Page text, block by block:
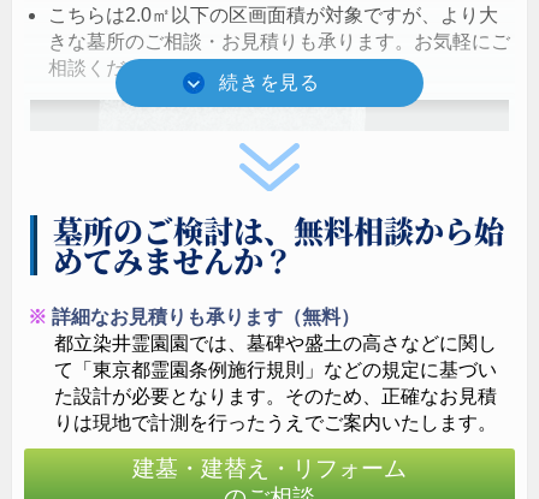
こちらは2.0㎡以下の区画面積が対象ですが、より大
きな墓所のご相談・お見積りも承ります。お気軽にご
相談ください。
墓所のご検討は、無料相談から始
めてみませんか？
詳細なお見積りも承ります（無料）
都立染井霊園園では、墓碑や盛土の高さなどに関し
て「東京都霊園条例施行規則」などの規定に基づい
た設計が必要となります。そのため、正確なお見積
りは現地で計測を行ったうえでご案内いたします。
建墓・建替え・リフォーム